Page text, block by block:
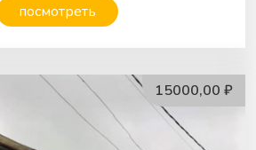
посмотреть
15000,00 ₽